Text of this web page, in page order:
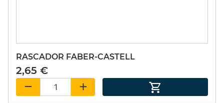
RASCADOR FABER-CASTELL
2,65 €